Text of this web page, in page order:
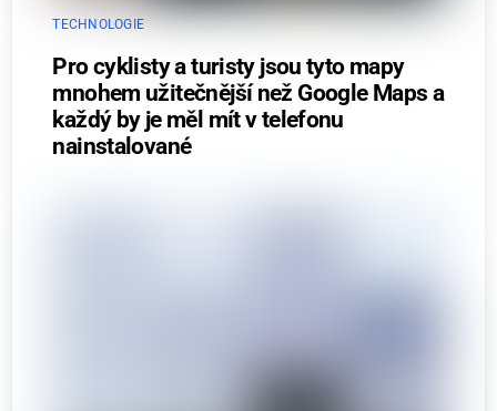
TECHNOLOGIE
Pro cyklisty a turisty jsou tyto mapy
mnohem užitečnější než Google Maps a
každý by je měl mít v telefonu
nainstalované